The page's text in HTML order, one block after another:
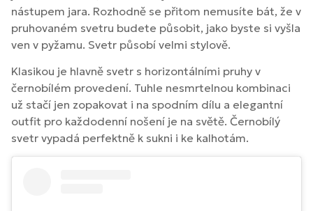
nástupem jara. Rozhodně se přitom nemusíte bát, že v
pruhovaném svetru budete působit, jako byste si vyšla
ven v pyžamu. Svetr působí velmi stylově.
Klasikou je hlavně svetr s horizontálními pruhy v
černobílém provedení. Tuhle nesmrtelnou kombinaci
už stačí jen zopakovat i na spodním dílu a elegantní
outfit pro každodenní nošení je na světě. Černobílý
svetr vypadá perfektně k sukni i ke kalhotám.